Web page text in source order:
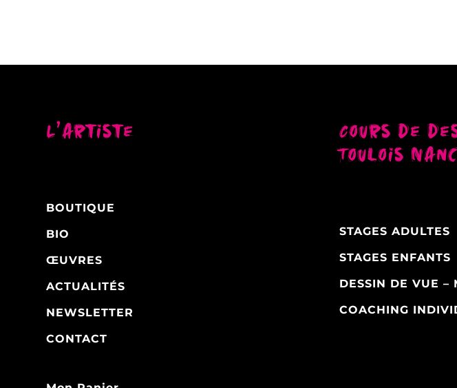
L’artiste
BOUTIQUE
BIO
ŒUVRES
ACTUALITÉS
NEWSLETTER
CONTACT
Cours de
Toulois
STAGES ADULTES
STAGES ENFANTS
DESSIN DE VUE –
COACHING